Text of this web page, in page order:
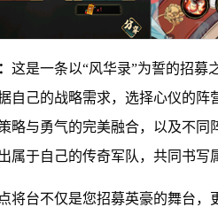
这是一条以“风华录”为誓的招募
自己的战略需求，选择心仪的阵
略与勇气的完美融合，以及不
属于自己的传奇军队，共同书写
将台不仅是您招募英豪的舞台